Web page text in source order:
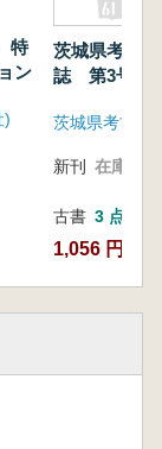
特
ン
)
茨城県考古
誌 第3号
茨城県考古学
新刊 在庫なし
古書 3 点
1,056 円~